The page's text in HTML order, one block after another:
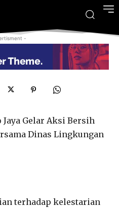
-
Gelar Aksi Bersih
Dinas Lingkungan
terhadap kelestarian